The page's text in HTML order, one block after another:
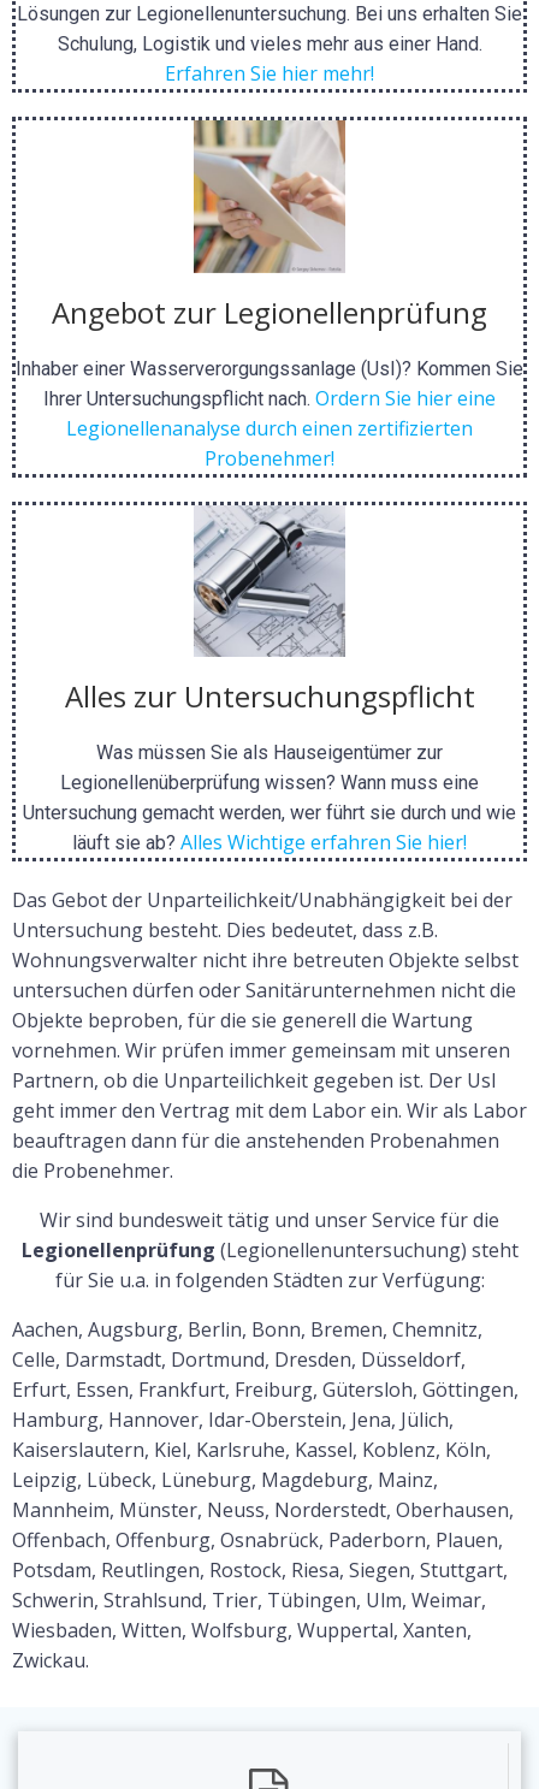
Lösungen zur Legionellenuntersuchung. Bei uns erhalten Sie
Schulung, Logistik und vieles mehr aus einer Hand.
Erfahren Sie hier mehr!
Angebot zur Legionellenprüfung
Inhaber einer Wasserverorgungssanlage (UsI)? Kommen Sie
Ihrer Untersuchungspflicht nach. Ordern Sie hier eine
Legionellenanalyse durch einen zertifizierten
Probenehmer!
Alles zur Untersuchungspflicht
Was müssen Sie als Hauseigentümer zur
Legionellenüberprüfung wissen? Wann muss eine
Untersuchung gemacht werden, wer führt sie durch und wie
läuft sie ab? Alles Wichtige erfahren Sie hier!
Das Gebot der Unparteilichkeit/Unabhängigkeit bei der
Untersuchung besteht. Dies bedeutet, dass z.B.
Wohnungsverwalter nicht ihre betreuten Objekte selbst
untersuchen dürfen oder Sanitärunternehmen nicht die
Objekte beproben, für die sie generell die Wartung
vornehmen. Wir prüfen immer gemeinsam mit unseren
Partnern, ob die Unparteilichkeit gegeben ist. Der UsI
geht immer den Vertrag mit dem Labor ein. Wir als Labor
beauftragen dann für die anstehenden Probenahmen
die Probenehmer.
Wir sind bundesweit tätig und unser Service für die
Legionellenprüfung (Legionellenuntersuchung) steht
für Sie u.a. in folgenden Städten zur Verfügung:
Aachen, Augsburg, Berlin, Bonn, Bremen, Chemnitz,
Celle, Darmstadt, Dortmund, Dresden, Düsseldorf,
Erfurt, Essen, Frankfurt, Freiburg, Gütersloh, Göttingen,
Hamburg, Hannover, Idar-Oberstein, Jena, Jülich,
Kaiserslautern, Kiel, Karlsruhe, Kassel, Koblenz, Köln,
Leipzig, Lübeck, Lüneburg, Magdeburg, Mainz,
Mannheim, Münster, Neuss, Norderstedt, Oberhausen,
Offenbach, Offenburg, Osnabrück, Paderborn, Plauen,
Potsdam, Reutlingen, Rostock, Riesa, Siegen, Stuttgart,
Schwerin, Strahlsund, Trier, Tübingen, Ulm, Weimar,
Wiesbaden, Witten, Wolfsburg, Wuppertal, Xanten,
Zwickau.